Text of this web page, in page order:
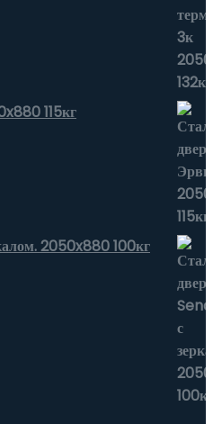
115кг
2050x880 100кг